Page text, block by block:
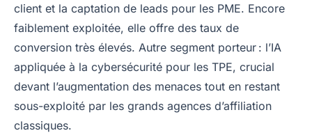
client et la captation de leads pour les PME. Encore
faiblement exploitée, elle offre des taux de
conversion très élevés. Autre segment porteur : l’IA
appliquée à la cybersécurité pour les TPE, crucial
devant l’augmentation des menaces tout en restant
sous-exploité par les grands agences d’affiliation
classiques.